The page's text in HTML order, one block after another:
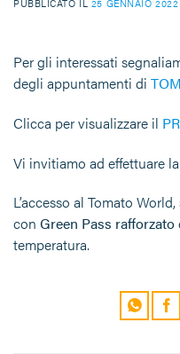
Per gli interessati
degli appuntamenti di
Clicca per visualizzare il
Vi invitiamo ad effettuare la
L’accesso al Tomato
con Green Pass rafforzato
temperatura.